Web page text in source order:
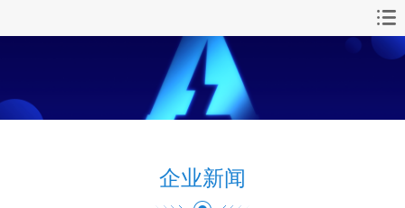
首页
安全操作系统
桌面操作系统
企业新闻